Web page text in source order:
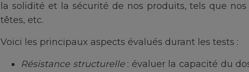
la solidité et la sécurité de nos produits, tels que
têtes, etc.
Voici les principaux aspects évalués durant les tests :
Résistance structurelle: évaluer la capacité du